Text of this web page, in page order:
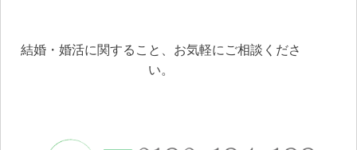
結婚・婚活に関すること、お気軽にご相談くださ
い。